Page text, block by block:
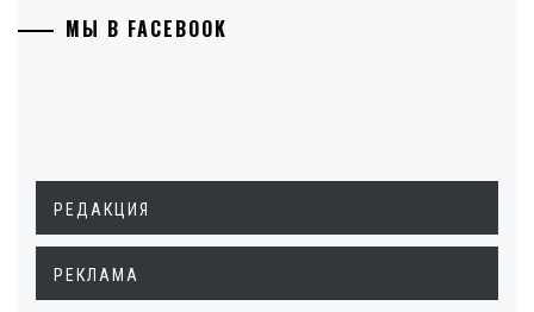
МЫ В FACEBOOK
РЕДАКЦИЯ
РЕКЛАМА